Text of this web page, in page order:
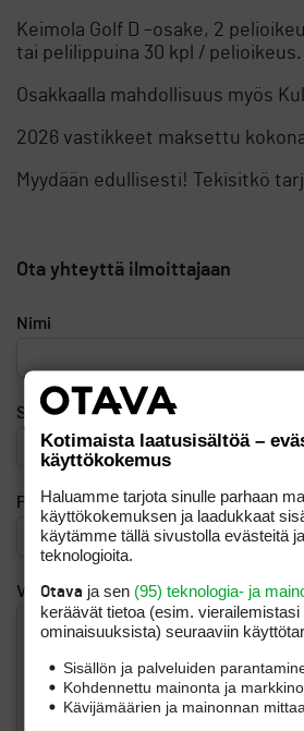
Keimola Golf D –osake, 2
tai pelilippuina 30 kpl / pelioikeus.
Osakkaalla mahdollisuus myös
2026 vastikkeet maksettu
Myydään edullisesti! Tekisitkö
Ota yhteyttä ilmoittajaan
Nimi
Sähköposti
Puhelinnumero (esim. 040 123 4567)
Viesti
Kotimaista laatusisältöä –
käyttökokemus
Haluamme tarjota sinulle parhaan
käyttökokemuksen ja laadukkaat
käytämme tällä sivustolla evästeitä
teknologioita.
Otava ja sen (95) teknologia- ja
keräävät tietoa (esim.
ominaisuuk­sista) seuraaviin
Sisällön ja palveluiden
Kohdennettu mainonta ja
Kävijämäärien ja mainonnan